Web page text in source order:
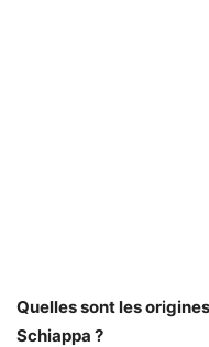
Quelles sont les
Schiappa ?